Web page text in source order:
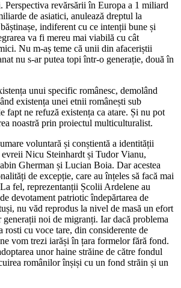
Perspectiva revărsării în Europa a 1 miliard
de asiatici, anulează dreptul la
indiferent cu ce intenții bune și
va fi mereu mai viabilă cu cât
Nu m-aș teme că unii din afaceriștii
nu s-ar putea topi într-o generație, două în
unui specific românesc, demolând
existența unei etnii românești sub
fapt ne refuză existența ca atare. Și nu pot
noastră prin proiectul multiculturalist.
voluntară și conștientă a identității
Nicu Steinhardt și Tudor Vianu,
Gherman și Lucian Boia. Dar acestea
de excepție, care au înțeles să facă mai
fel, reprezentanții Școlii Ardelene au
devotament patriotic îndepărtarea de
nu văd reprodus la nivel de masă un efort
noi de migranți. Iar dacă problema
rosti cu voce tare, din considerente de
vom trezi iarăși în țara formelor fără fond.
unor haine străine de către fondul
românilor înșiși cu un fond străin și un